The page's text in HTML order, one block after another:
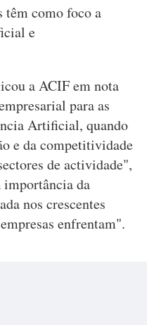
têm como foco a
e
a ACIF em nota
para as
Artificial, quando
e da competitividade
de actividade",
importância da
nos crescentes
enfrentam".